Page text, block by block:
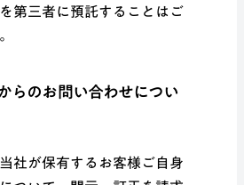
第三者に預託することはご
らのお問い合わせについ
社が保有するお客様ご自身